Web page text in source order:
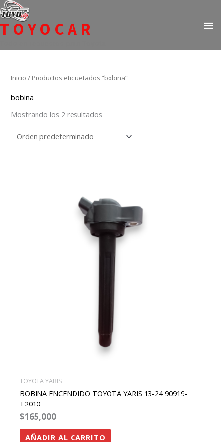
Ir
al
contenido
TOYOCAR
Inicio / Productos etiquetados “bobina”
bobina
Mostrando los 2 resultados
TOYOTA YARIS
BOBINA ENCENDIDO TOYOTA YARIS 13-24 90919-
T2010
$165,000
AÑADIR AL CARRITO